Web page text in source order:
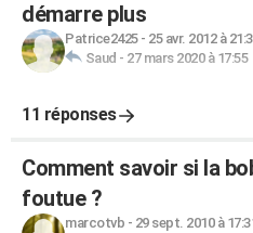
démarre plus
Patrice2425- 25 avr. 2012 à
Saud - 27 mars 2020 à 17:55
11 réponses
Comment savoir si la
foutue ?
marcotvb - 29 sept. 2010 à